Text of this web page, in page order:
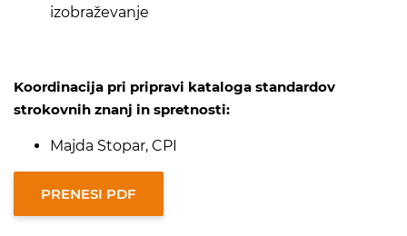
izobraževanje
Koordinacija pri pripravi kataloga standardov
strokovnih znanj in spretnosti:
Majda Stopar, CPI